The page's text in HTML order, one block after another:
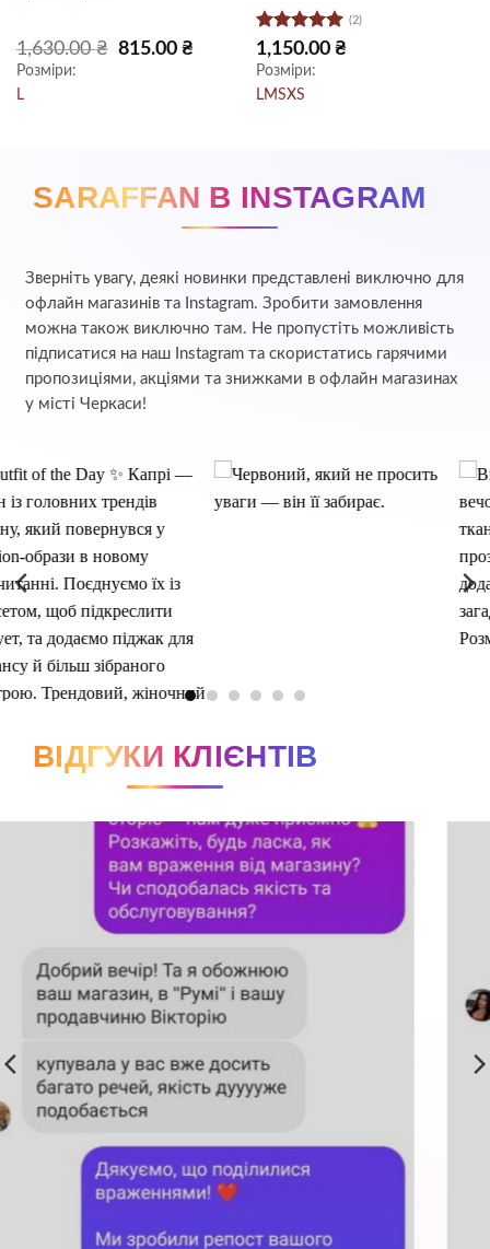
1,630.00₴
Оригінальна
ціна:
815.00₴
Розміри:
L
Оцінено в
5з 5
(2)
1,150.00 ₴
Розміри:
LMSXS
SARAFFAN В INSTAGRAM
Зверніть увагу, деякі новинки представлені виключно для
офлайн магазинів та Instagram. Зробити замовлення
можна також виключно там. Не пропустіть можливість
підписатися на наш Instagram та скористатись гарячими
пропозиціями, акціями та знижками в офлайн магазинах
у місті Черкаси!
ВІДГУКИ КЛІЄНТІВ